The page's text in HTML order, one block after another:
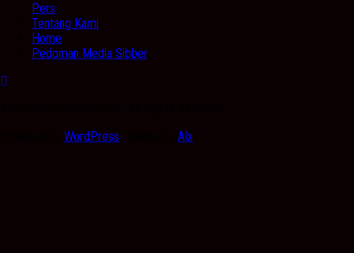
Pers
Tentang Kami
Home
Pedoman Media Sibber
WordPress Alx